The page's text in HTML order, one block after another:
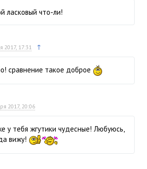
ласковый что-ли!
2017, 17:31 ↑
сравнение такое доброе
2017, 20:06
у тебя жгутики чудесные! Любуюсь,
вижу!